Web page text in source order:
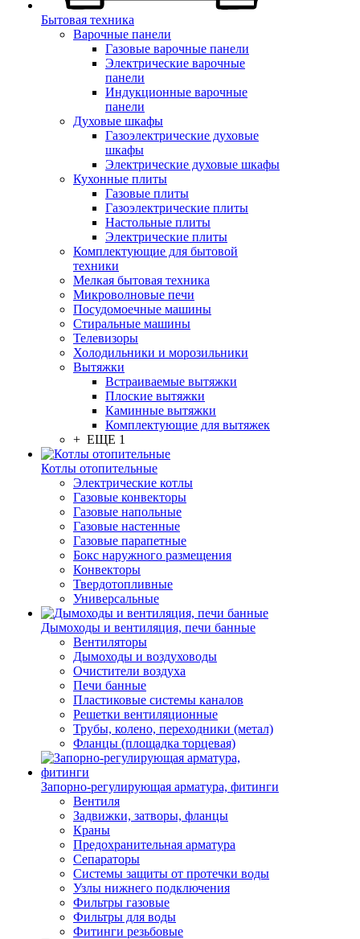
Бытовая техника
Варочные панели
Газовые варочные панели
Электрические варочные
панели
Индукционные варочные
панели
Духовые шкафы
Газоэлектрические духовые
шкафы
Электрические духовые шкафы
Кухонные плиты
Газовые плиты
Газоэлектрические плиты
Настольные плиты
Электрические плиты
Комплектующие для бытовой
техники
Мелкая бытовая техника
Микроволновые печи
Посудомоечные машины
Стиральные машины
Телевизоры
Холодильники и морозильники
Вытяжки
Встраиваемые вытяжки
Плоские вытяжки
Каминные вытяжки
Комплектующие для вытяжек
+ ЕЩЕ 1
Котлы отопительные
Электрические котлы
Газовые конвекторы
Газовые напольные
Газовые настенные
Газовые парапетные
Бокс наружного размещения
Конвекторы
Твердотопливные
Универсальные
Дымоходы и вентиляция, печи банные
Вентиляторы
Дымоходы и воздуховоды
Очистители воздуха
Печи банные
Пластиковые системы каналов
Решетки вентиляционные
Трубы, колено, переходники (метал)
Фланцы (площадка торцевая)
Запорно-регулирующая арматура, фитинги
Вентиля
Задвижки, затворы, фланцы
Краны
Предохранительная арматура
Сепараторы
Системы защиты от протечки воды
Узлы нижнего подключения
Фильтры газовые
Фильтры для воды
Фитинги резьбовые